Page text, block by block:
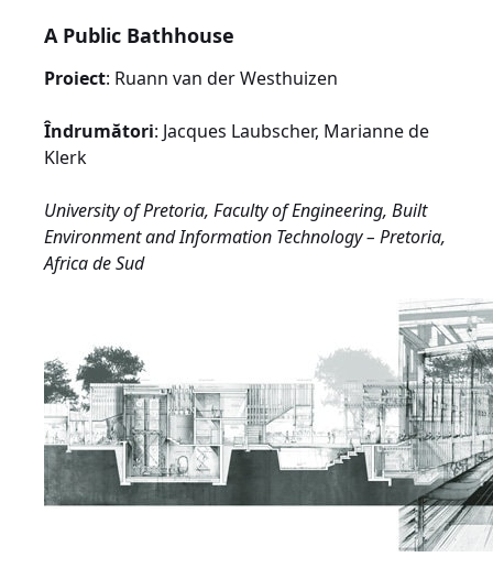
A Public Bathhouse
Proiect: Ruann van der Westhuizen
Îndrumători: Jacques Laubscher, Marianne de
Klerk
University of Pretoria, Faculty of Engineering, Built
Environment and Information Technology – Pretoria,
Africa de Sud